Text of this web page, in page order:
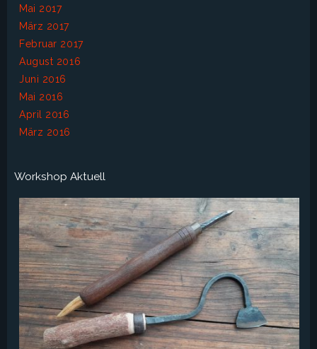
Mai 2017
März 2017
Februar 2017
August 2016
Juni 2016
Mai 2016
April 2016
März 2016
Workshop Aktuell